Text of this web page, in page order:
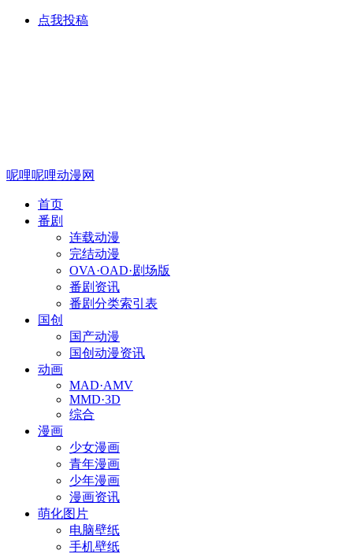
点我投稿
呢哩呢哩动漫网
首页
番剧
连载动漫
完结动漫
OVA·OAD·剧场版
番剧资讯
番剧分类索引表
国创
国产动漫
国创动漫资讯
动画
MAD·AMV
MMD·3D
综合
漫画
少女漫画
青年漫画
少年漫画
漫画资讯
萌化图片
电脑壁纸
手机壁纸